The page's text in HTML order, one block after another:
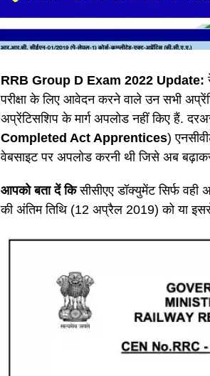
RRB Group D Exam 2022 Update:
परीक्षा के लिए आवेदन करने वाले उन सभी
अप्रेंटिसशिप के मार्ग अपलोड नहीं किए हैं.
Completed Act Apprentices)
वेबसाइट पर अपलोड करनी थी जिसे अब
आपको बता दें किसीसीएए डॉक्युमेंट सिर्फ वही
की अंतिम तिथि (12 अप्रैल 2019) को या